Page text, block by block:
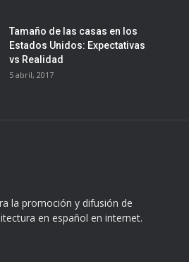
Tamaño de las casas en los
Estados Unidos: Expectativas
vs Realidad
5 abril, 2017
la promoción y difusión de
en español en internet.